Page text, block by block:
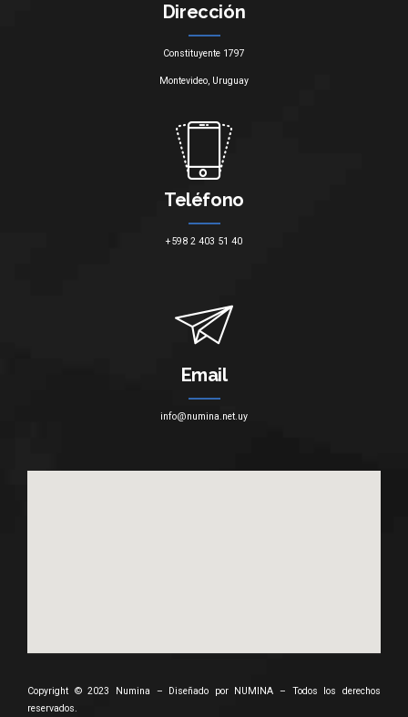
Dirección
Constituyente 1797
Montevideo, Uruguay
Teléfono
+598 2 403 51 40
Email
info@numina.net.uy
Copyright © 2023 Numina – Diseñado por NUMINA – Todos los derechos
reservados.